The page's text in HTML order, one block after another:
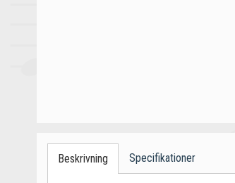
Beskrivning Specifikationer